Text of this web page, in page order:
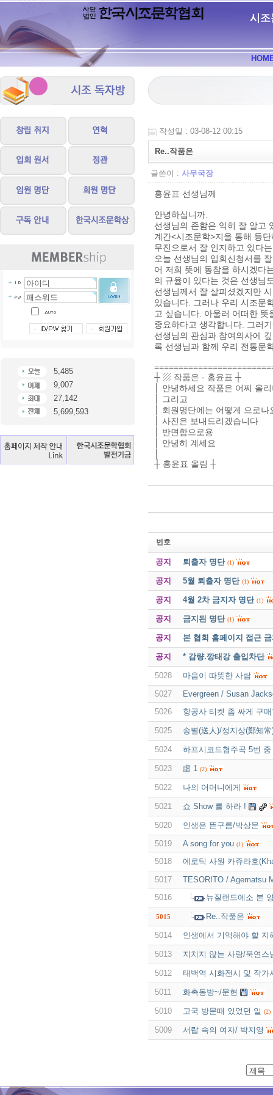
시조
5,485
9,007
27,142
5,699,593
작성일 : 03-08-12 00:15
Re..작품은
글쓴이 : 사무국장
홍윤표 선생님께
안녕하십니까.
선생님의 존함은 익히 잘 알고
계간<시조문학>지을 통해 등
무진으로서 잘 인지하고 있다
오늘 선생님의 입회신청서를
어 저희 뜻에 동참을 하시겠다
의 규율이 있다는 것은 선생님
선생님께서 잘 살피셨겠지만
있습니다. 그러나 우리 시조문
고 싶습니다. 아울러 어떠한
중요하다고 생각합니다. 그러
선생님의 관심과 참여의사에
록 선생님과 함께 우리 전통문
┼ ▨ 작품은 - 홍윤표 ┼
│ 안녕하세요 작품은 어찌 올
│ 그리고
│ 회원명단에는 어떻게 으로나
│ 사진은 보내드리겠습니다
│ 반면함으로용
│ 안녕히 계세요
┼ 홍윤표 올림 ┼
번호
공지 퇴출자 명단 (1)
공지 5월 퇴출자 명단 (1)
공지 4월 2차 금지자 명단 (1)
공지 금지된 명단 (1)
공지 본 협회 홈페이지 접근
공지 * 감량.깡태강 출입차단
5028
마음이 따뜻한 사람
5027
Evergreen / Susan
5026
항공사 티켓 좀 싸게 구
5025 송별(送人)/정지상(鄭知常
5024 하프시코드협주곡 5번
5023 虛 1 (2)
5022 나의 어머니에게
5021 쇼 Show 를 하라 !
5020
인생은 뜬구름/박상문
5019
A song for you (1)
5018
에로틱 사원 카쥬라호
5017
TESORITO / Agematsu
5016
뉴질랜드에소 본
5015 Re..작품은
5014 인생에서 기억해야 할 지
5013 지치지 않는 사랑/묵연스
5012 태백역 시화전시 및 작가
5011 화촉동방~/문현
5010 고국 방문때 있었던 일 (2)
5009 서랍 속의 여자/ 박지영